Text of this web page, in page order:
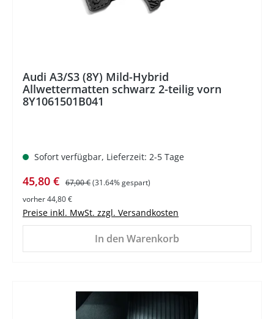
Audi A3/S3 (8Y) Mild-Hybrid
Allwettermatten schwarz 2-teilig vorn
8Y1061501B041
Sofort verfügbar, Lieferzeit: 2-5 Tage
Verkaufspreis:
45,80 € Regulärer Preis:
67,00 €(31.64% gespart)
vorher 44,80 €
Preise inkl. MwSt. zzgl. Versandkosten
In den Warenkorb